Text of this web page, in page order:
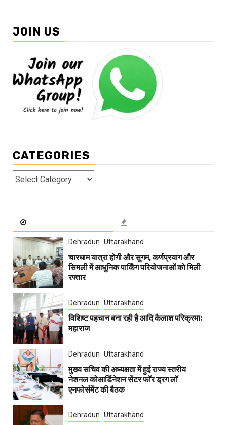
JOIN US
CATEGORIES
Categories
Dehradun Uttarakhand
चारधाम यात्रा होगी और सुगम, कर्णप्रयाग और
सिमली में आधुनिक पार्किंग परियोजनाओं को मिली
रफ्तार
Dehradun Uttarakhand
विशिष्ट पहचान बना रही है आदि कैलाश परिक्रमाः
महाराज
Dehradun Uttarakhand
मुख्य सचिव की अध्यक्षता में हुई राज्य स्तरीय
नेशनल कोआर्डिनेशन सेंटर फॉर ड्रग लॉ
एनफोर्समेंट की बैठक
Dehradun Uttarakhand